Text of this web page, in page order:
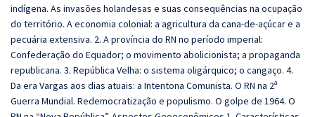
indígena. As invasões holandesas e suas consequências na ocupação
do território. A economia colonial: a agricultura da cana-de-açúcar e a
pecuária extensiva. 2. A província do RN no período imperial:
Confederação do Equador; o movimento abolicionista; a propaganda
republicana. 3. República Velha: o sistema oligárquico; o cangaço. 4.
Da era Vargas aos dias atuais: a Intentona Comunista. O RN na 2ª
Guerra Mundial. Redemocratização e populismo. O golpe de 1964. O